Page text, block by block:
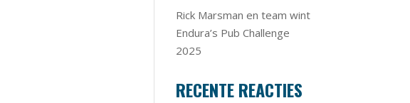
Rick Marsman en team wint
Endura’s Pub Challenge
2025
RECENTE REACTIES